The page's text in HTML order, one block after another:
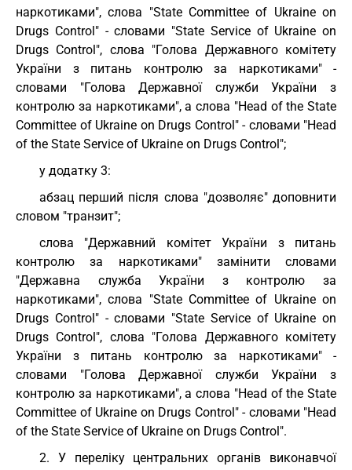
наркотиками", слова "State Committee of Ukraine on
Drugs Control" - словами "State Service of Ukraine on
Drugs Control", слова "Голова Державного комітету
України з питань контролю за наркотиками" -
словами "Голова Державної служби України з
контролю за наркотиками", а слова "Head of the State
Committee of Ukraine on Drugs Control" - словами "Head
of the State Service of Ukraine on Drugs Control";
у додатку 3:
абзац перший після слова "дозволяє" доповнити
словом "транзит";
слова "Державний комітет України з питань
контролю за наркотиками" замінити словами
"Державна служба України з контролю за
наркотиками", слова "State Committee of Ukraine on
Drugs Control" - словами "State Service of Ukraine on
Drugs Control", слова "Голова Державного комітету
України з питань контролю за наркотиками" -
словами "Голова Державної служби України з
контролю за наркотиками", а слова "Head of the State
Committee of Ukraine on Drugs Control" - словами "Head
of the State Service of Ukraine on Drugs Control".
2. У переліку центральних органів виконавчої